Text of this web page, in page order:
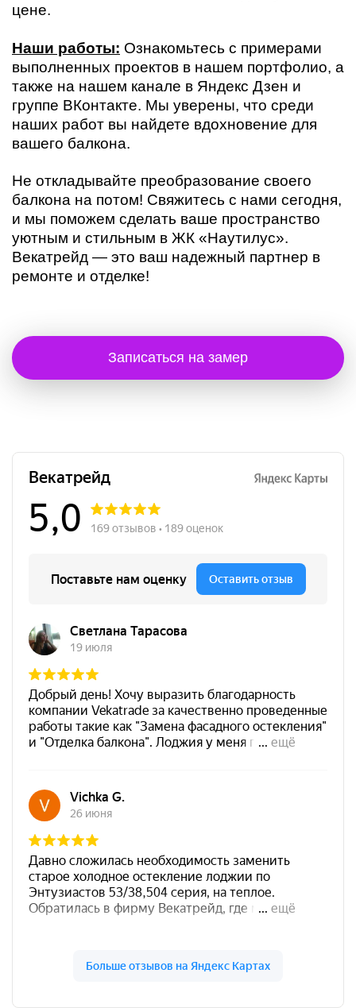
цене.
Наши работы: Ознакомьтесь с примерами
выполненных проектов в нашем портфолио, а
также на нашем канале в Яндекс Дзен и
группе ВКонтакте. Мы уверены, что среди
наших работ вы найдете вдохновение для
вашего балкона.
Не откладывайте преобразование своего
балкона на потом! Свяжитесь с нами сегодня,
и мы поможем сделать ваше пространство
уютным и стильным в ЖК «Наутилус».
Векатрейд — это ваш надежный партнер в
ремонте и отделке!
Записаться на замер